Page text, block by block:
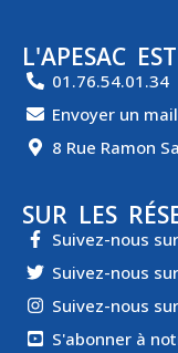
L'APESAC
01.76.54.01.34
Envoyer un
8 Rue Ramon
SUR LES
Suivez-nous
Suivez-nous
Suivez-nous
S'abonner à